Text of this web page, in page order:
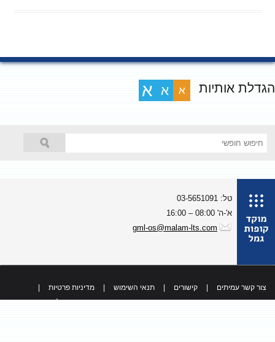
אותיות א א א
טל: 03-5651091
א'-ה' 08:00 – 16:00
gml-os@malam-lts.com
צור קשר עמיתים קישורים תנאי השימוש מדיניות פרטיות
כל הזכויות שמורות